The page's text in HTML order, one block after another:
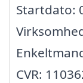
Startdato:
CVR: